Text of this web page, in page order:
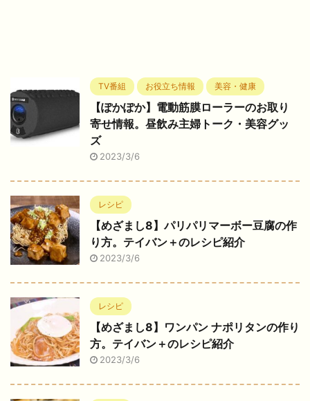
TV番組 お役立ち情報 美容・健康
【ぽかぽか】電動筋膜ローラーのお取り
寄せ情報。昼飲み主婦トーク・美容グッ
ズ
2023/3/6
レシピ
【めざまし8】パリパリマーボー豆腐の作
り方。テイバン＋のレシピ紹介
2023/3/6
レシピ
【めざまし8】ワンパン ナポリタンの作り
方。テイバン＋のレシピ紹介
2023/3/6